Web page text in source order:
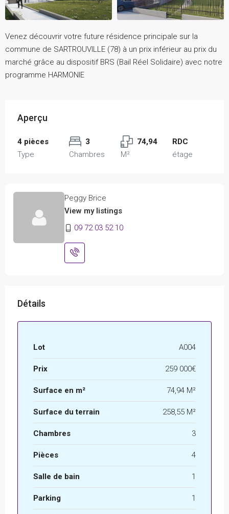
Venez découvrir votre future résidence principale sur la
commune de SARTROUVILLE (78) à un prix inférieur au prix du
marché grâce au dispositif BRS (Bail Réel Solidaire) avec notre
programme HARMONIE
Aperçu
4 pièces
Type
3
Chambres
74,94
M²
RDC
étage
Peggy Brice
View my listings
09 72 03 52 10
Détails
Lot A004
Prix 259 000€
Surface en m² 74,94 M²
Surface du terrain 258,55 M²
Chambres 3
Pièces 4
Salle de bain 1
Parking 1